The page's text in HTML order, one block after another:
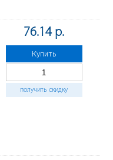
76.14 р.
Купить
получить скидку